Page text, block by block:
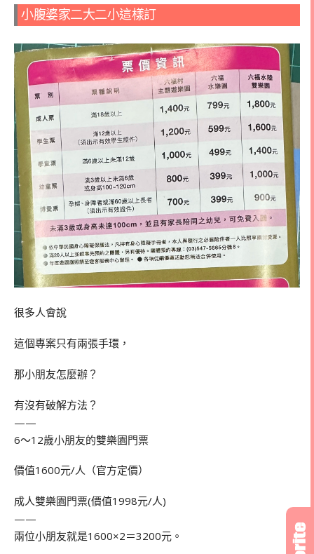
小腹婆家二大二小這樣訂
很多人會說
這個專案只有兩張手環，
那小朋友怎麼辦？
有沒有破解方法？
——
6～12歲小朋友的雙樂園門票
價值1600元/人（官方定價）
成人雙樂園門票(價值1998元/人)
——
兩位小朋友就是1600×2＝3200元。